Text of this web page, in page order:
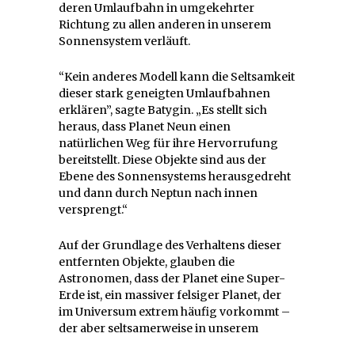
deren Umlaufbahn in umgekehrter
Richtung zu allen anderen in unserem
Sonnensystem verläuft.
“Kein anderes Modell kann die Seltsamkeit
dieser stark geneigten Umlaufbahnen
erklären”, sagte Batygin. „Es stellt sich
heraus, dass Planet Neun einen
natürlichen Weg für ihre Hervorrufung
bereitstellt. Diese Objekte sind aus der
Ebene des Sonnensystems herausgedreht
und dann durch Neptun nach innen
versprengt.“
Auf der Grundlage des Verhaltens dieser
entfernten Objekte, glauben die
Astronomen, dass der Planet eine Super-
Erde ist, ein massiver felsiger Planet, der
im Universum extrem häufig vorkommt –
der aber seltsamerweise in unserem